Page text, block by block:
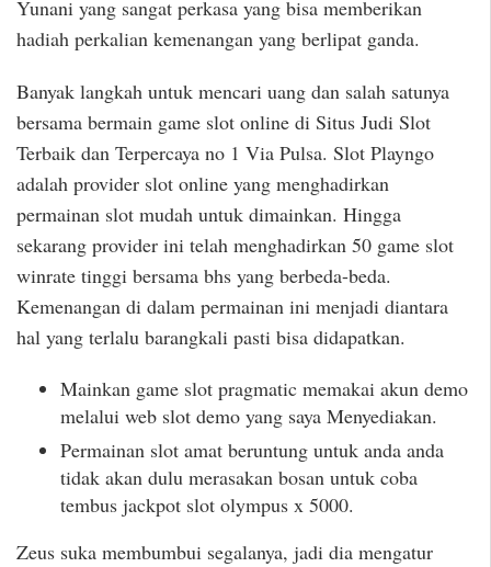
Yunani yang sangat perkasa yang bisa memberikan
hadiah perkalian kemenangan yang berlipat ganda.
Banyak langkah untuk mencari uang dan salah satunya
bersama bermain game slot online di Situs Judi Slot
Terbaik dan Terpercaya no 1 Via Pulsa. Slot Playngo
adalah provider slot online yang menghadirkan
permainan slot mudah untuk dimainkan. Hingga
sekarang provider ini telah menghadirkan 50 game slot
winrate tinggi bersama bhs yang berbeda-beda.
Kemenangan di dalam permainan ini menjadi diantara
hal yang terlalu barangkali pasti bisa didapatkan.
Mainkan game slot pragmatic memakai akun demo
melalui web slot demo yang saya Menyediakan.
Permainan slot amat beruntung untuk anda anda
tidak akan dulu merasakan bosan untuk coba
tembus jackpot slot olympus x 5000.
Zeus suka membumbui segalanya, jadi dia mengatur